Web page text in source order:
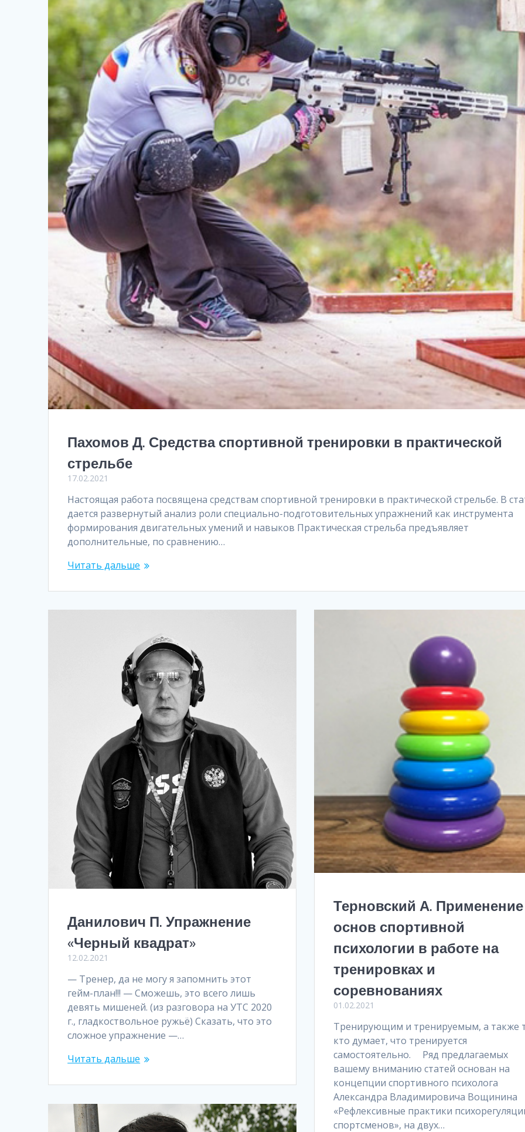
Пахомов Д. Средства спортивной тренировки в практической
стрельбе
17.02.2021
Настоящая работа посвящена средствам спортивной тренировки в практической стрельбе. В
дается развернутый анализ роли специально-подготовительных упражнений как инструмента
формирования двигательных умений и навыков Практическая стрельба предъявляет
дополнительные, по сравнению…
Читать дальше
Данилович П. Упражнение
«Черный квадрат»
12.02.2021
— Тренер, да не могу я запомнить этот
гейм-план!!! — Сможешь, это всего лишь
девять мишеней. (из разговора на УТС 2020
г., гладкоствольное ружьё) Сказать, что это
сложное упражнение —…
Читать дальше
Терновский А. Применение
основ спортивной
психологии в работе на
тренировках и
соревнованиях
01.02.2021
Тренирующим и тренируемым, а также
кто думает, что тренируется
самостоятельно. Ряд предлагаемых
вашему вниманию статей основан на
концепции спортивного психолога
Александра Владимировича Вощинина
«Рефлексивные практики
спортсменов», на двух…